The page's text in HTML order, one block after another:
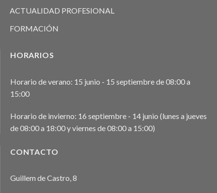
ACTUALIDAD PROFESIONAL
FORMACIÓN
HORARIOS
Horario de verano: 15 junio - 15 septiembre de 08:00 a
15:00
Horario de invierno: 16 septiembre - 14 junio (lunes a jueves
de 08:00 a 18:00 y viernes de 08:00 a 15:00)
CONTACTO
Guillem de Castro, 8